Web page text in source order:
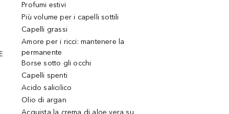
Profumi estivi
Più volume per i capelli sottili
Capelli grassi
Amore per i ricci: mantenere la
permanente
Borse sotto gli occhi
Capelli spenti
Acido salicilico
Olio di argan
Acquista la crema di aloe vera su